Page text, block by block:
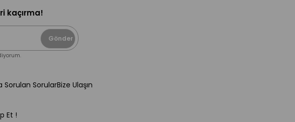
kaçırma!
Gönder
Sorulan SorularBize Ulaşın
Et !